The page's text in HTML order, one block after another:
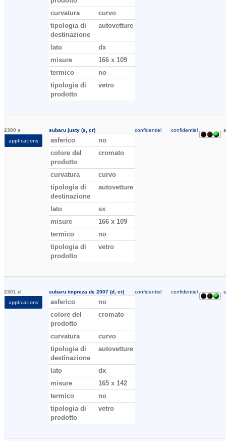
curvatura
curvo
tipologia di
destinazione
autovetture
lato
dx
misure
166 x 109
termico
no
tipologia di
prodotto
vetro
2300 s
applications
subaru justy (s, cr)
asferico
no
colore del
prodotto
cromato
curvatura
curvo
tipologia di
destinazione
autovetture
lato
sx
misure
166 x 109
termico
no
tipologia di
prodotto
vetro
confidentiel confidentiel
2301 d
applications
subaru impreza de 2007 (d, cr)
asferico
no
colore del
prodotto
cromato
curvatura
curvo
tipologia di
destinazione
autovetture
lato
dx
misure
165 x 142
termico
no
tipologia di
prodotto
vetro
confidentiel confidentiel